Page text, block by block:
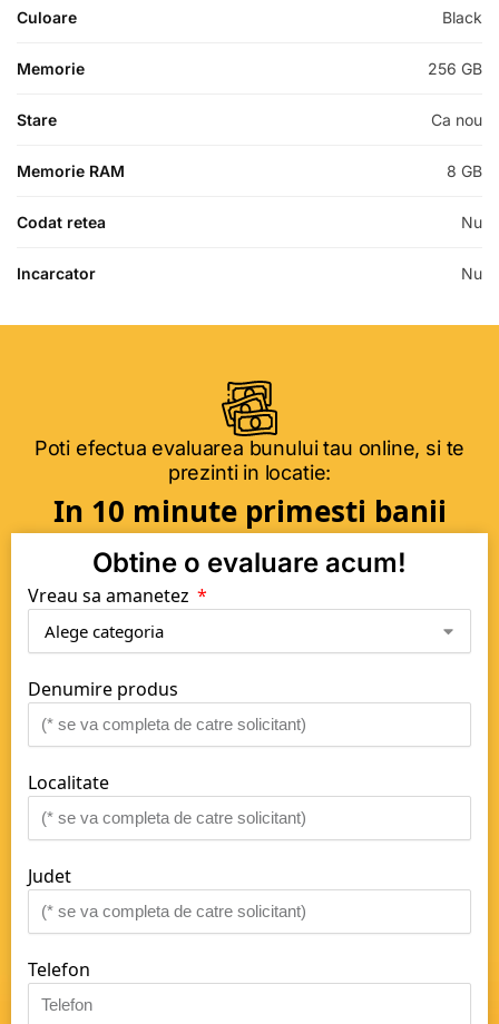
Culoare Black
Memorie 256 GB
Stare Ca nou
Memorie RAM 8 GB
Codat retea Nu
Incarcator Nu
Poti efectua evaluarea bunului tau online, si te
prezinti in locatie:
In 10 minute primesti banii
Obtine o evaluare acum!
Vreau sa amanetez
Denumire produs
Localitate
Judet
Telefon